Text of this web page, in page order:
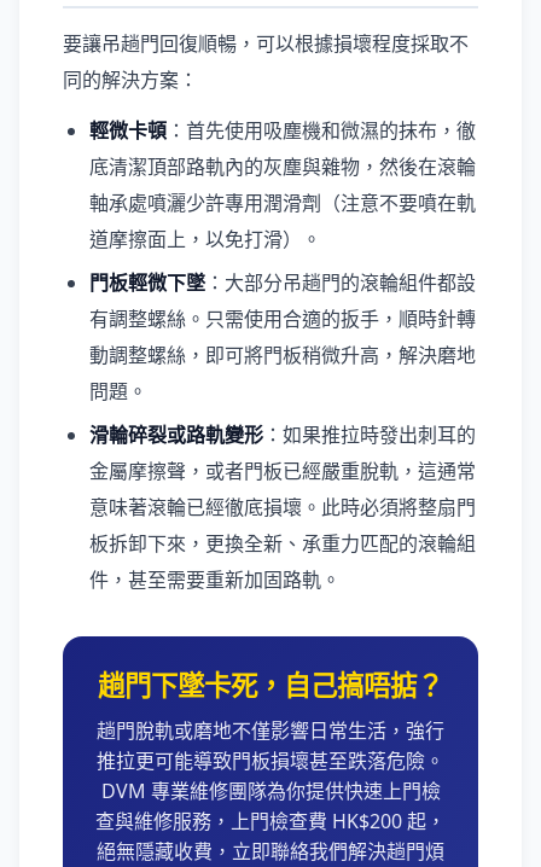
要讓吊趟門回復順暢，可以根據損壞程度採取不
同的解決方案：
輕微卡頓 ：首先使用吸塵機和微濕的抹布，徹
底清潔頂部路軌內的灰塵與雜物，然後在滾輪
軸承處噴灑少許專用潤滑劑（注意不要噴在軌
道摩擦面上，以免打滑）。
門板輕微下墜 ：大部分吊趟門的滾輪組件都設
有調整螺絲。只需使用合適的扳手，順時針轉
動調整螺絲，即可將門板稍微升高，解決磨地
問題。
滑輪碎裂或路軌變形 ：如果推拉時發出刺耳的
金屬摩擦聲，或者門板已經嚴重脫軌，這通常
意味著滾輪已經徹底損壞。此時必須將整扇門
板拆卸下來，更換全新、承重力匹配的滾輪組
件，甚至需要重新加固路軌。
趟門下墜卡死，自己搞唔掂？
趟門脫軌或磨地不僅影響日常生活，強行
推拉更可能導致門板損壞甚至跌落危險。
DVM 專業維修團隊為你提供快速上門檢
查與維修服務，上門檢查費 HK$200 起，
絕無隱藏收費，立即聯絡我們解決趟門煩